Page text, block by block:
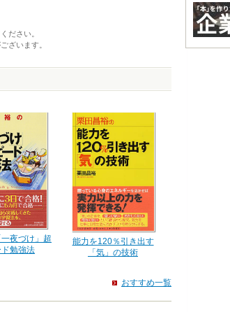
ださい。
ざいます。
一夜づけ」超
勉強法
能力を120％引き出す
「気」の技術
おすすめ一覧